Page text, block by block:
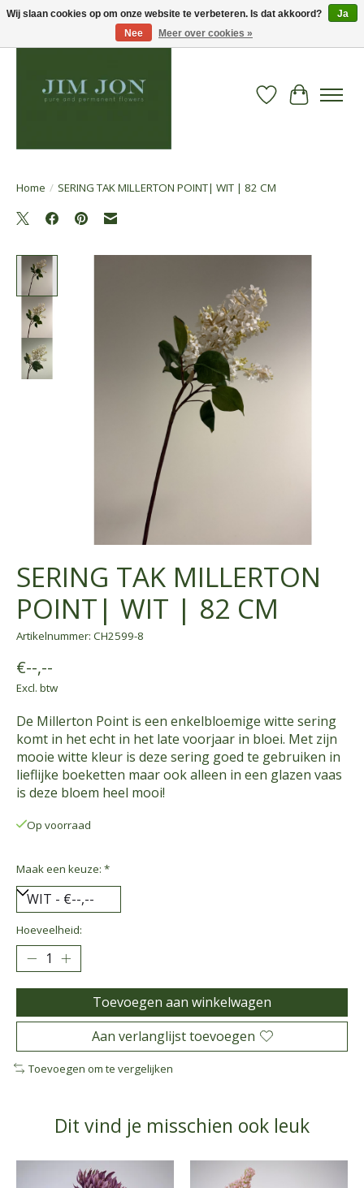
Verlanglijst
Home / SERING TAK MILLERTON POINT| WIT | 82 CM
SERING TAK MILLERTON
POINT| WIT | 82 CM
Artikelnummer: CH2599-8
€--,--
Excl. btw
De Millerton Point is een enkelbloemige witte sering
komt in het echt in het late voorjaar in bloei. Met zijn
mooie witte kleur is deze sering goed te gebruiken in
lieflijke boeketten maar ook alleen in een glazen vaas
is deze bloem heel mooi!
Op voorraad
Maak een keuze: *
Hoeveelheid:
Toevoegen aan winkelwagen
Aan verlanglijst toevoegen
Toevoegen om te vergelijken
Dit vind je misschien ook leuk
Items van productcarrousel
Wij slaan cookies op om onze website te verbeteren. Is dat akkoord?
Ja
Nee
Meer over cookies »